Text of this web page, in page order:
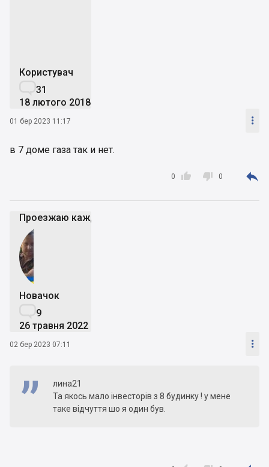
Користувач
31
18 лютого 2018
01 бер 2023 11:17 
в 7 доме газа так и нет.

0  0 
Проезжаю каждый день возле стройки - пока вроде
Новачок
9
26 травня 2022
02 бер 2023 07:11 
лина21
Та якось мало інвесторів з 8 будинку ! у мене
таке відчуття шо я один був.